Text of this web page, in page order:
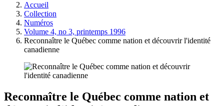
Accueil
Collection
Numéros
Volume 4, no 3, printemps 1996
Reconnaître le Québec comme nation et découvrir l'identité
canadienne
Reconnaître le Québec comme nation et